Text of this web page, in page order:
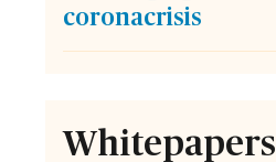
coronacrisis
Whitepapers